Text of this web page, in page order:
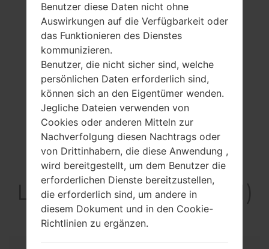
Spezifikation
LGX210JM(LMX210JM)
akaLG K9
Benutzer diese Daten nicht ohne
Auswirkungen auf die Verfügbarkeit oder
das Funktionieren des Dienstes
kommunizieren.
Benutzer, die nicht sicher sind, welche
persönlichen Daten erforderlich sind,
können sich an den Eigentümer wenden.
Jegliche Dateien verwenden von
Cookies oder anderen Mitteln zur
Nachverfolgung diesen Nachtrags oder
von Drittinhabern, die diese Anwendung ,
wird bereitgestellt, um dem Benutzer die
erforderlichen Dienste bereitzustellen,
die erforderlich sind, um andere in
diesem Dokument und in den Cookie-
Richtlinien zu ergänzen.